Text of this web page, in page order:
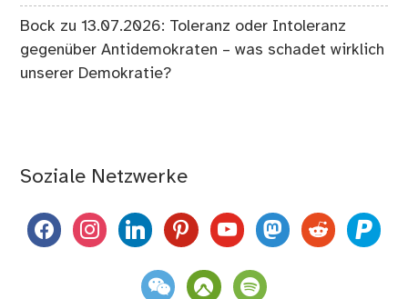
Bock zu13.07.2026: Toleranz oder Intoleranz
gegenüber Antidemokraten – was schadet wirklich
unserer Demokratie?
Soziale Netzwerke
facebookinstagramlinkedinpinterestyoutubemastodon
reddit paypal
weixin komootspotify